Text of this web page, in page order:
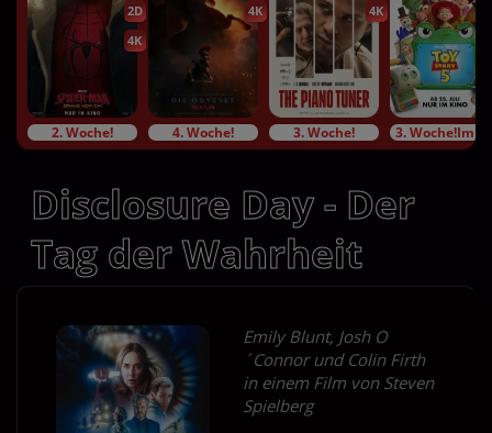
2D
4K
2. Woche!
4K
4. Woche!
4K
3. Woche!
Disclosure Day - Der
Tag der Wahrheit
Emily Blunt, Josh O
´Connor und Colin Firth
in einem Film von Steven
Spielberg